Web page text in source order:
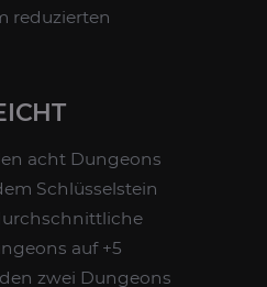
reduzierten
acht Dungeons
Schlüsselstein
auf +5
zwei Dungeons